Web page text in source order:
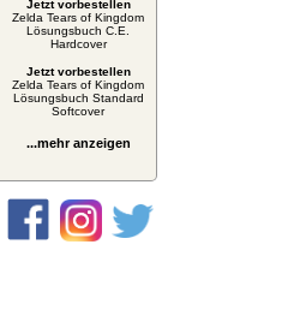
Jetzt vorbestellen
Zelda Tears of Kingdom
Lösungsbuch C.E.
Hardcover
Jetzt vorbestellen
Zelda Tears of Kingdom
Lösungsbuch Standard
Softcover
...mehr anzeigen